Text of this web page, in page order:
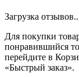
Загрузка
Для покупки
понравившийся
перейдите в
«Быстрый заказ».